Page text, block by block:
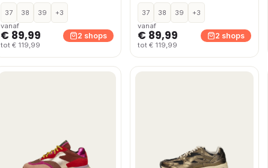
37 38 39
+3
vanaf
€ 89,99
tot € 119,99
2 shops
37 38 39
+3
vanaf
€ 89,99
tot € 119,99
2 shops